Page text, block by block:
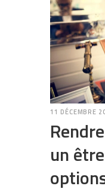
11 DÉCEMBRE
un